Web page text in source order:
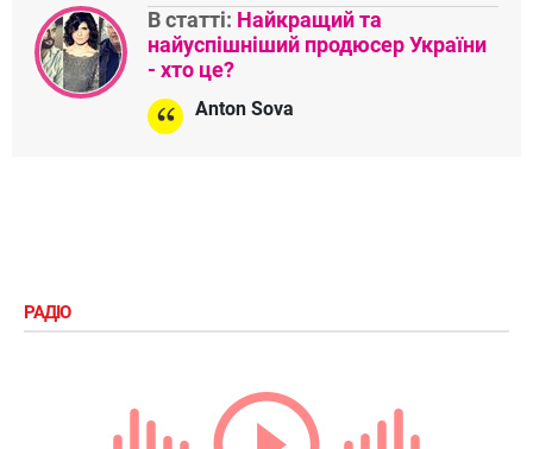
В статті: Найкращий та
найуспішніший продюсер України
- хто це?
Anton Sova
РАДІО